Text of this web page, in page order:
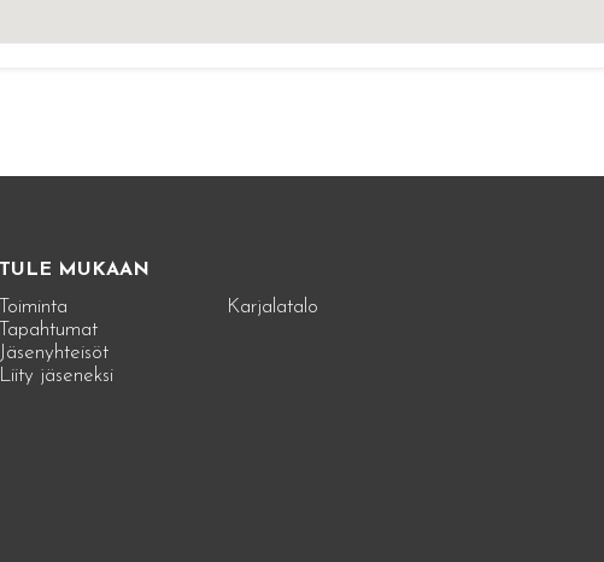
TULE MUKAAN
Toiminta
Tapahtumat
Jäsenyhteisöt
Liity jäseneksi
Karjalatalo